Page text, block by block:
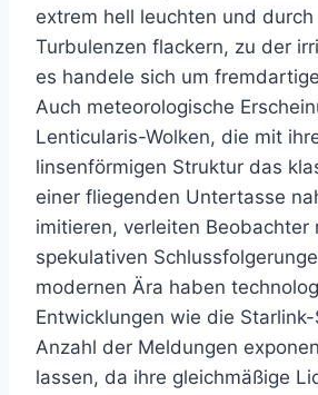
extrem hell leuchten und
Turbulenzen flackern, zu der
es handele sich um
Auch meteorologische
Lenticularis-Wolken, die mit
linsenförmigen Struktur das
einer fliegenden Untertasse
imitieren, verleiten Beobachter
spekulativen
modernen Ära haben
Entwicklungen wie die
Anzahl der Meldungen
lassen, da ihre gleichmäßige